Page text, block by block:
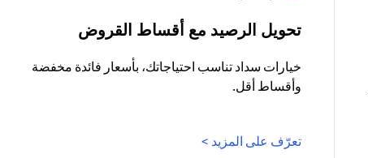
تحويل الرصيد مع أقساط القروض
خيارات سداد تناسب احتياجاتك، بأسعار فائدة مخفضة
وأقساط أقل.
تعرّف على المزيد >